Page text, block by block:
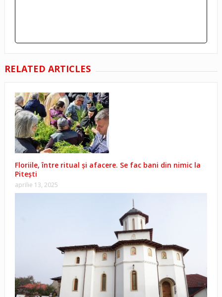
RELATED ARTICLES
Floriile, între ritual și afacere. Se fac bani din nimic la
Pitești
aprilie 13, 2025